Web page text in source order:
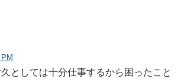
としては十分仕事するから困ったこと